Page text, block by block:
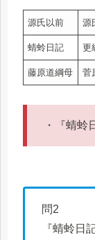
源氏以前 源
蜻蛉日記 更
藤原道綱母 菅
・『蜻蛉
問2
『蜻蛉日